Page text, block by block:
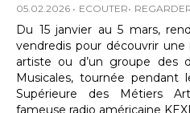
05.02.2026 ECOUTER
Du 15 janvier au 5 mars,
vendredis pour découvrir une
artiste ou d’un groupe des
Musicales, tournée pendant
Supérieure des Métiers
fameuse radio américaine